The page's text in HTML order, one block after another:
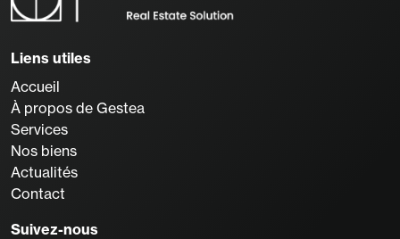
Liens utiles
Accueil
À propos de Gestea
Services
Nos biens
Actualités
Contact
Suivez-nous